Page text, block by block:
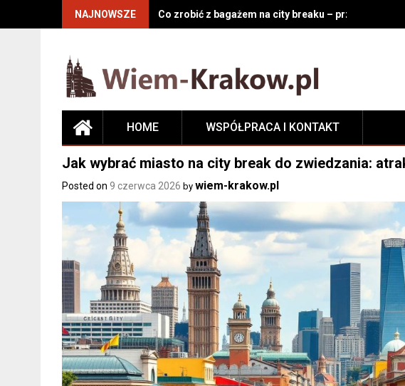
NAJNOWSZE Co zrobić z bagażem na city breaku –
HOME WSPÓŁPRACA I KONTAKT
Jak wybrać miasto na city break do zwiedzania:
Posted on 9 czerwca 2026 by wiem-krakow.pl